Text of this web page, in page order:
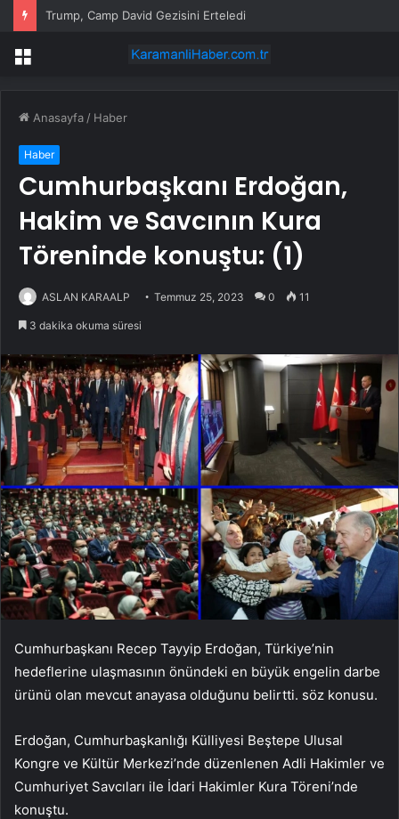
Trump, Camp David Gezisini Erteledi
Menü
Anasayfa / Haber
Haber
Cumhurbaşkanı Erdoğan,
Hakim ve Savcının Kura
Töreninde konuştu: (1)
ASLAN KARAALP Temmuz 25, 2023 0 11
3 dakika okuma süresi
Cumhurbaşkanı Recep Tayyip Erdoğan, Türkiye’nin
hedeflerine ulaşmasının önündeki en büyük engelin darbe
ürünü olan mevcut anayasa olduğunu belirtti. söz konusu.
Erdoğan, Cumhurbaşkanlığı Külliyesi Beştepe Ulusal
Kongre ve Kültür Merkezi’nde düzenlenen Adli Hakimler ve
Cumhuriyet Savcıları ile İdari Hakimler Kura Töreni’nde
konuştu.